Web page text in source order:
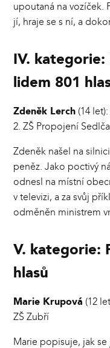
upoutaná na vozíček.
jí, hraje se s ní, a
IV.
lidem 801
Zdeněk Lerch (14
2. ZŠ Propojení
Zdeněk našel na
peněz. Jako poctivý
odnesl na místní
v televizi, a za svůj
odměněn ministrem
V. kategorie:
hlasů
Marie Krupová (12
ZŠ Zubří
Marie popisuje, jak